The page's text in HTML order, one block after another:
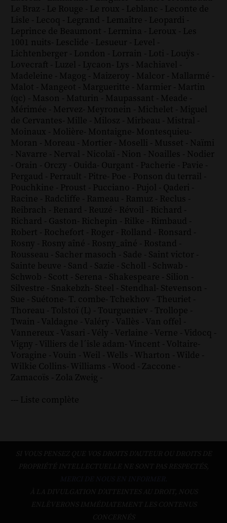
Le Braz - Le Rouge - Le roux - Leblanc - Leconte de
Lisle - Lecoq - Legrand - Lemaître - Leopardi -
Leprince de Beaumont - Lermina - Leroux - Les
1001 nuits- Lesclide - Lesueur - Level -
Lichtenberger - London - Lorrain - Loti - Louÿs -
Lovecraft - Luzel - Lycaon- Lys - Machiavel -
Madeleine - Magog - Maizeroy - Malcor - Mallarmé -
Malot - Mangeot - Margueritte - Marmier - Martin
(qc) - Mason - Maturin - Maupassant - Meade -
Mérimée - Mervez- Meyronein - Michelet - Miguel
de Cervantes- Mille - Milosz - Mirbeau - Mistral -
Moinaux - Molière- Montaigne- Montesquieu-
Moran - Moreau - Mortier - Moselli - Musset - Naïmi
- Navarre - Nerval - Nicolaï - Nion - Noailles - Nodier
- Orain - Orczy - Ouida- Ourgant - Pacherie - Pavie -
Pergaud - Perrault - Pitre- Poe - Ponson du terrail -
Pouchkine - Proust - Pucciano - Pujol - Qaderi -
Racine - Radcliffe - Rameau - Ramuz - Reclus -
Reibrach - Renard - Reuzé - Révoil - Richard -
Richard - Gaston- Richepin - Rilke - Rimbaud -
Robert - Rochefort - Roger - Rolland - Ronsard -
Rosny - Rosny aîné - Rosny_aîné - Rostand -
Rousseau - Sacher masoch - Sade - Saint victor -
Sainte beuve - Sand - Sazie - Scholl - Schwab -
Schwob - Scott - Serena - Shakespeare - Silion -
Silvestre - Snakebzh- Steel - Stendhal- Stevenson -
Sue - Suétone- T. combe- Tchekhov - Theuriet -
Thoreau - Tolstoï (L) - Tourgueniev - Trollope -
Twain - Valdagne - Valéry - Vallès - Van offel -
Vannereux - Vasari - Vély - Verlaine - Verne - Vidocq -
Vigny - Villiers de l´isle adam- Vincent - Voltaire-
Voragine - Vouin - Weil - Wells - Wharton - Wilde -
Wilkie Collins- Williams - Wood - Zaccone -
Zamacoïs - Zola Zweig -
--- Liste complète